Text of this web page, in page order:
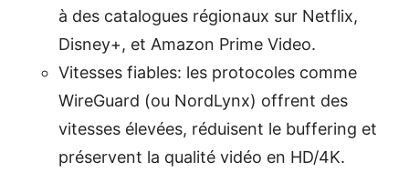
à des catalogues régionaux sur Netflix,
Disney+, et Amazon Prime Video.
Vitesses fiables: les protocoles comme
WireGuard (ou NordLynx) offrent des
vitesses élevées, réduisent le buffering et
préservent la qualité vidéo en HD/4K.